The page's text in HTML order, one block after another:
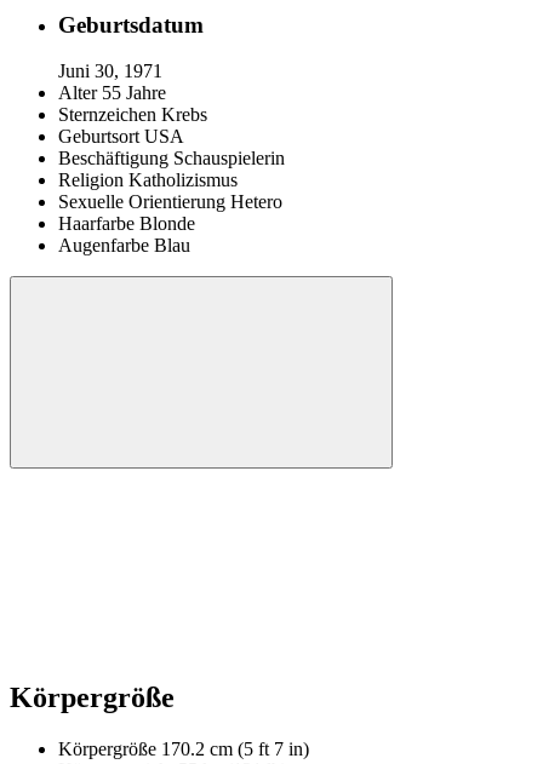
Geburtsdatum
Juni 30, 1971
Alter 55 Jahre
Sternzeichen Krebs
Geburtsort USA
Beschäftigung Schauspielerin
Religion Katholizismus
Sexuelle Orientierung Hetero
Haarfarbe Blonde
Augenfarbe Blau
Körpergröße
Körpergröße 170.2 cm (5 ft 7 in)